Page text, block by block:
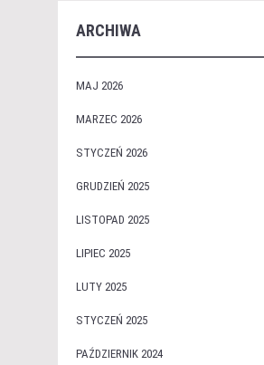
ARCHIWA
MAJ 2026
MARZEC 2026
STYCZEŃ 2026
GRUDZIEŃ 2025
LISTOPAD 2025
LIPIEC 2025
LUTY 2025
STYCZEŃ 2025
PAŹDZIERNIK 2024